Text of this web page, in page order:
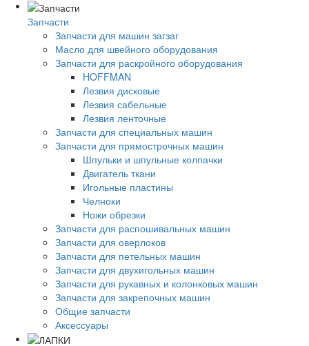
Запчасти
Запчасти для машин загзаг
Масло для швейного оборудования
Запчасти для раскройного оборудования
HOFFMAN
Лезвия дисковые
Лезвия сабельные
Лезвия ленточные
Запчасти для специальных машин
Запчасти для прямострочных машин
Шпульки и шпульные колпачки
Двигатель ткани
Игольные пластины
Челноки
Ножи обрезки
Запчасти для распошивальных машин
Запчасти для оверлоков
Запчасти для петельных машин
Запчасти для двухигольных машин
Запчасти для рукавных и колонковых машин
Запчасти для закрепочных машин
Общие запчасти
Аксессуары